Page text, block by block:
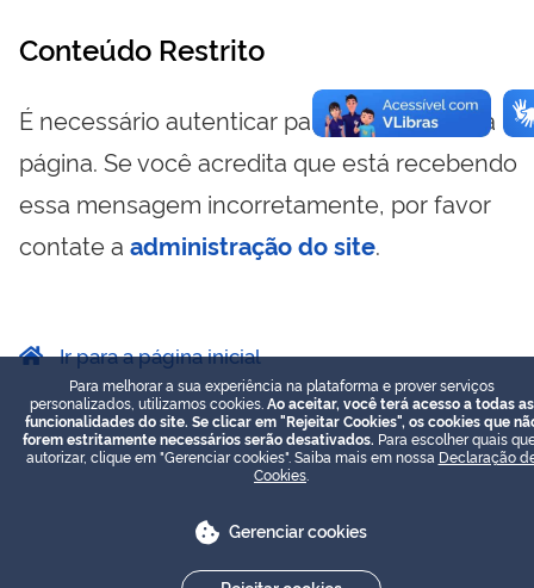
Conteúdo Restrito
É necessário autenticar para visualizar essa
página. Se você acredita que está recebendo
essa mensagem incorretamente, por favor
contate a administração do site.
Ir para a página inicial
Para melhorar a sua experiência na plataforma e prover serviços
personalizados, utilizamos cookies. Ao aceitar, você terá acesso a todas as
funcionalidades do site. Se clicar em "Rejeitar Cookies", os cookies que
forem estritamente necessários serão desativados. Para escolher quais
autorizar, clique em "Gerenciar cookies". Saiba mais em nossa Declaração
Cookies
Gerenciar cookies